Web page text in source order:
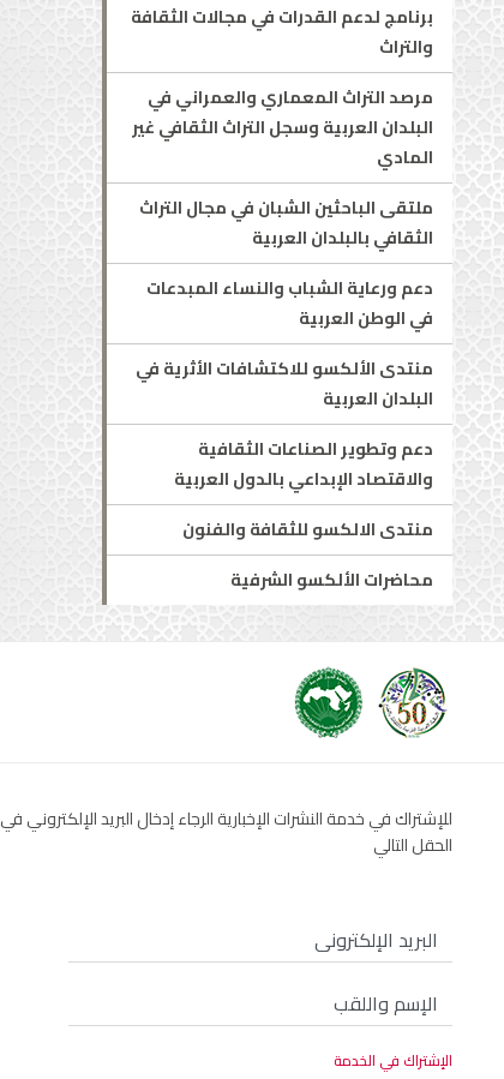
برنامج لدعم القدرات في مجالات الثقافة
والتراث
مرصد التراث المعماري والعمراني في
البلدان العربية وسجل التراث الثقافي غير
المادي
ملتقى الباحثين الشبان في مجال التراث
الثقافي بالبلدان العربية
دعم ورعاية الشباب والنساء المبدعات
في الوطن العربية
منتدى الألكسو للاكتشافات الأثرية في
البلدان العربية
دعم وتطوير الصناعات الثقافية
والاقتصاد الإبداعي بالدول العربية
منتدى الالكسو للثقافة والفنون
محاضرات الألكسو الشرفية
للإشتراك في خدمة النشرات الإخبارية الرجاء إدخال البريد الإلكتروني في
الحقل التالي